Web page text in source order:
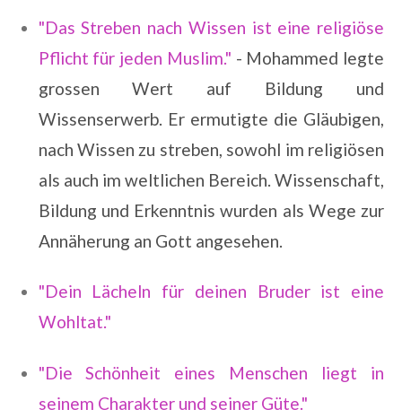
"Das Streben nach Wissen ist eine religiöse
Pflicht für jeden Muslim." - Mohammed legte
grossen Wert auf Bildung und
Wissenserwerb. Er ermutigte die Gläubigen,
nach Wissen zu streben, sowohl im religiösen
als auch im weltlichen Bereich. Wissenschaft,
Bildung und Erkenntnis wurden als Wege zur
Annäherung an Gott angesehen.
"Dein Lächeln für deinen Bruder ist eine
Wohltat."
"Die Schönheit eines Menschen liegt in
seinem Charakter und seiner Güte."